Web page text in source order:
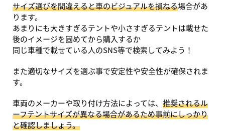
サイズ選びを間違えると車のビジュアルを損ねる場合があ
ります。
あまりにも大きすぎるテントや小さすぎるテントは載せた
後のイメージを固めてから購入するか
同じ車種で載せている人のSNS等で検索してみよう！
また適切なサイズを選ぶ事で安定性や安全性が確保されま
す。
車両のメーカーや取り付け方法によっては、 推奨されるル
ーフテントサイズが異なる場合があるため事前にしっかり
と確認しましょう。